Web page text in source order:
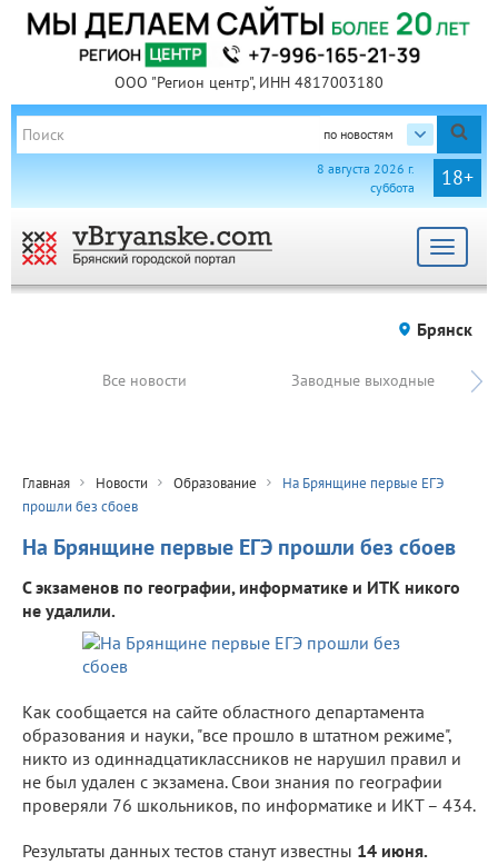
ООО "Регион центр", ИНН 4817003180
по новостям
18+
8 августа 2026 г.
суббота
Toggle
Брянск
Все новости Заводные выходные
Главная Новости Образование
На Брянщине первые ЕГЭ
прошли без сбоев
На Брянщине первые ЕГЭ прошли без сбоев
С экзаменов по географии, информатике и ИТК никого
не удалили.
Как сообщается на сайте областного департамента
образования и науки, "все прошло в штатном режиме",
никто из одиннадцатиклассников не нарушил правил и
не был удален с экзамена. Свои знания по географии
проверяли 76 школьников, по информатике и ИКТ – 434.
Результаты данных тестов станут известны 14 июня.